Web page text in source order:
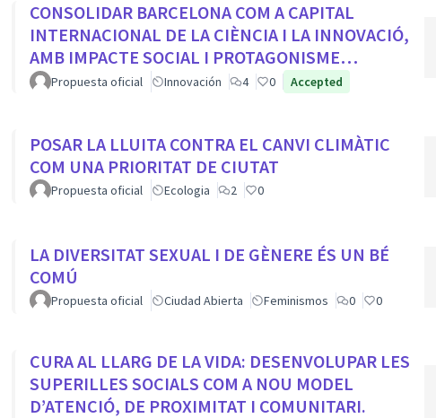
CONSOLIDAR BARCELONA COM A CAPITAL
INTERNACIONAL DE LA CIÈNCIA I LA INNOVACIÓ,
AMB IMPACTE SOCIAL I PROTAGONISME
CIUTADÀ
Propuesta oficial Innovación 4 0 Accepted
POSAR LA LLUITA CONTRA EL CANVI CLIMÀTIC
COM UNA PRIORITAT DE CIUTAT
Propuesta oficial Ecologia 2 0
LA DIVERSITAT SEXUAL I DE GÈNERE ÉS UN BÉ
COMÚ
Propuesta oficial Ciudad Abierta Feminismos 0 0
CURA AL LLARG DE LA VIDA: DESENVOLUPAR LES
SUPERILLES SOCIALS COM A NOU MODEL
D’ATENCIÓ, DE PROXIMITAT I COMUNITARI.